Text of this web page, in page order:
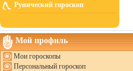
Рунический гороскоп
Мой профиль
Мои гороскопы
Персональный гороскоп